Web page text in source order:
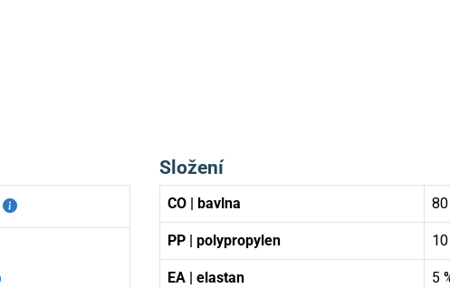
Složení
CO | bavlna 80
PP | polypropylen
EA | elastan 5